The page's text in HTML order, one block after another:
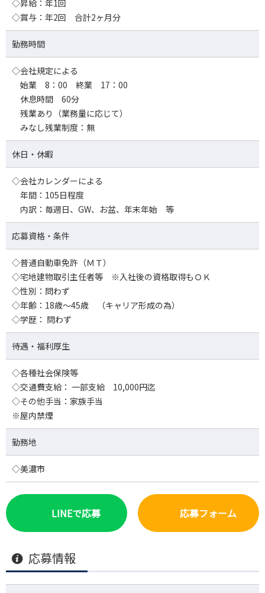
◇昇給：年1回
◇賞与：年2回 合計2ヶ月分
勤務時間
◇会社規定による
始業 8：00 終業 17：00
休息時間 60分
残業あり（業務量に応じて）
みなし残業制度：無
休日・休暇
◇会社カレンダーによる
年間：105日程度
内訳：毎週日、GW、お盆、年末年始 等
応募資格・条件
◇普通自動車免許（ＭＴ）
◇宅地建物取引主任者等 ※入社後の資格取得もＯＫ
◇性別：問わず
◇年齢：18歳～45歳 （キャリア形成の為）
◇学歴： 問わず
待遇・福利厚生
◇各種社会保険等
◇交通費支給： 一部支給 10,000円迄
◇その他手当：家族手当
※屋内禁煙
勤務地
◇美濃市
LINEで応募 応募フォーム
応募情報